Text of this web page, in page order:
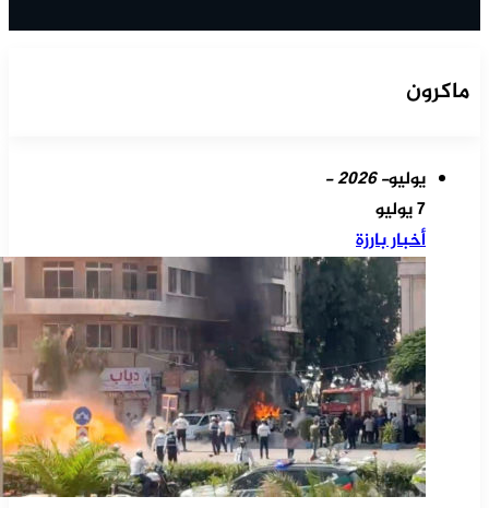
ماكرون
يوليو- 2026 -
7 يوليو
أخبار بارزة